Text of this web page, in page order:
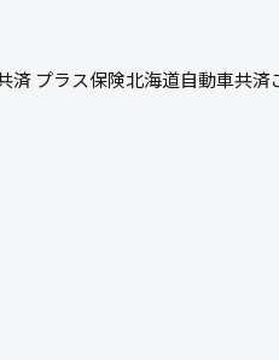
済 プラス保険北海道自動車共済